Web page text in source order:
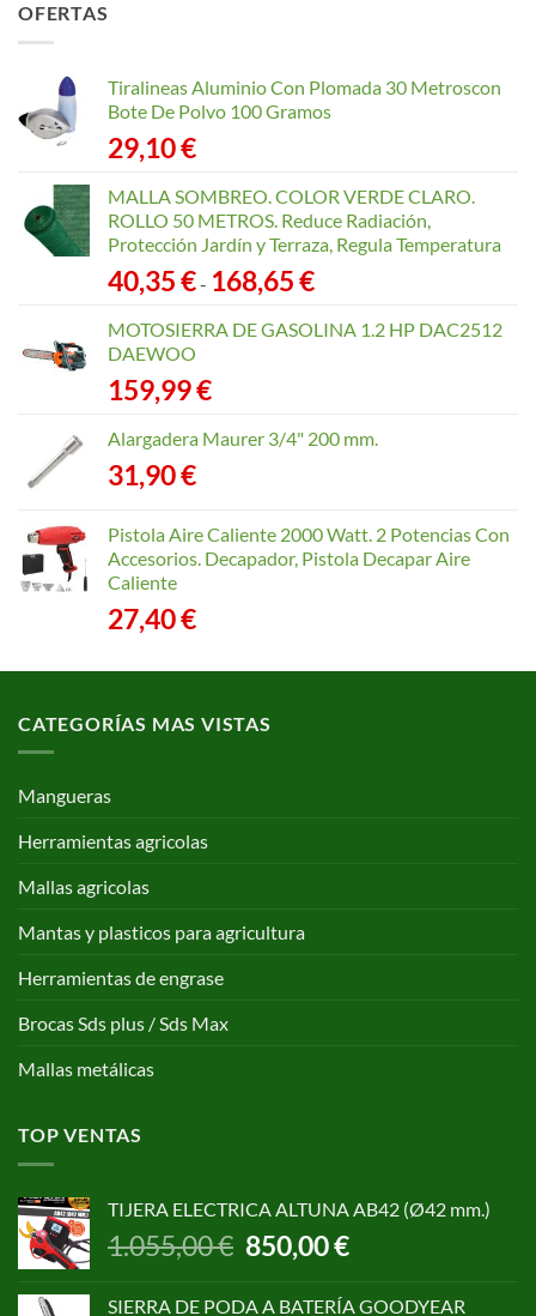
168,65 €
OFERTAS
Tiralineas Aluminio Con Plomada 30 Metroscon
Bote De Polvo 100 Gramos
29,10€
MALLA SOMBREO. COLOR VERDE CLARO.
ROLLO 50 METROS. Reduce Radiación,
Protección Jardín y Terraza, Regula Temperatura
40,35€- 168,65€Rango
precios:
MOTOSIERRA DE GASOLINA 1.2 HP DAC2512
DAEWOO
159,99€
Alargadera Maurer 3/4" 200 mm.
31,90€
Pistola Aire Caliente 2000 Watt. 2 Potencias Con
Accesorios. Decapador, Pistola Decapar Aire
Caliente
27,40€
CATEGORÍAS MAS VISTAS
Mangueras
Herramientas agricolas
Mallas agricolas
Mantas y plasticos para agricultura
Herramientas de engrase
Brocas Sds plus / Sds Max
Mallas metálicas
TOP VENTAS
TIJERA ELECTRICA ALTUNA AB42 (Ø42 mm.)
1.055,00€ El
precio
850,00€El
precio
SIERRA DE PODA A BATERÍA GOODYEAR